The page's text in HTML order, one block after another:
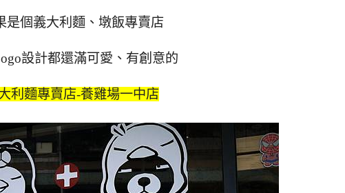
是個義大利麵、墩飯專賣店
設計都還滿可愛、有創意的
利麵專賣店-養雞場一中店